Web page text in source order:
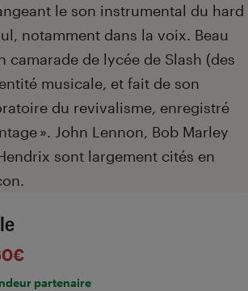
le son instrumental du hard
notamment dans la voix. Beau
camarade de lycée de Slash (des
musicale, et fait de son
du revivalisme, enregistré
». John Lennon, Bob Marley
sont largement cités en
partenaire